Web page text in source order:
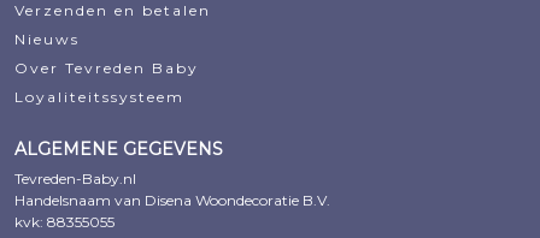
Verzenden en betalen
Nieuws
Over Tevreden Baby
Loyaliteitssysteem
ALGEMENE GEGEVENS
Tevreden-Baby.nl
Handelsnaam van Disena Woondecoratie B.V.
kvk: 88355055